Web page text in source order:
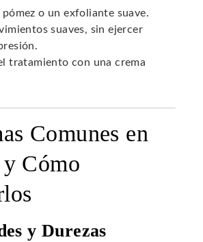
o un exfoliante suave.
suaves, sin ejercer
tratamiento con una crema
Comunes en
Cómo
y Durezas